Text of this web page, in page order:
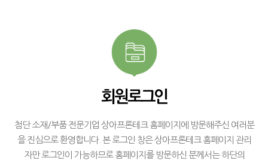
회원로그인
첨단 소재/부품 전문기업 상아프론테크 홈페이지에 방문해주신 여러분
을 진심으로 환영합니다. 본 로그인 창은 상아프론테크 홈페이지 관리
자만 로그인이 가능하므로 홈페이지를 방문하신 분께서는 하단의